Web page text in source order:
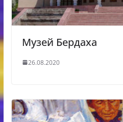
Музей Бердаха
26.08.2020